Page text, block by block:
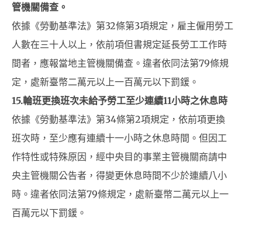
管機關備查。
依據《勞動基準法》第32條第3項規定，雇主僱用勞工
人數在三十人以上，依前項但書規定延長勞工工作時
間者，應報當地主管機關備查。違者依同法第79條規
定，處新臺幣二萬元以上一百萬元以下罰鍰。
15.輪班更換班次未給予勞工至少連續11小時之休息時
依據《勞動基準法》第34條第2項規定，依前項更換
班次時，至少應有連續十一小時之休息時間。但因工
作特性或特殊原因，經中央目的事業主管機關商請中
央主管機關公告者，得變更休息時間不少於連續八小
時。違者依同法第79條規定，處新臺幣二萬元以上一
百萬元以下罰鍰。